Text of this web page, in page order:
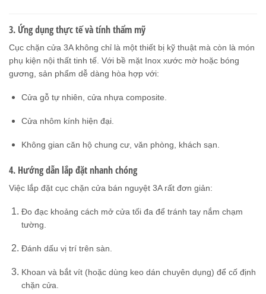
3. Ứng dụng thực tế và tính thẩm mỹ
Cục chặn cửa 3A không chỉ là một thiết bị kỹ thuật mà còn là món
phụ kiện nội thất tinh tế. Với bề mặt Inox xước mờ hoặc bóng
gương, sản phẩm dễ dàng hòa hợp với:
Cửa gỗ tự nhiên, cửa nhựa composite.
Cửa nhôm kính hiện đại.
Không gian căn hộ chung cư, văn phòng, khách sạn.
4. Hướng dẫn lắp đặt nhanh chóng
Việc lắp đặt cục chặn cửa bán nguyệt 3A rất đơn giản:
Đo đạc khoảng cách mở cửa tối đa để tránh tay nắm chạm
tường.
Đánh dấu vị trí trên sàn.
Khoan và bắt vít (hoặc dùng keo dán chuyên dụng) để cố định
chặn cửa.